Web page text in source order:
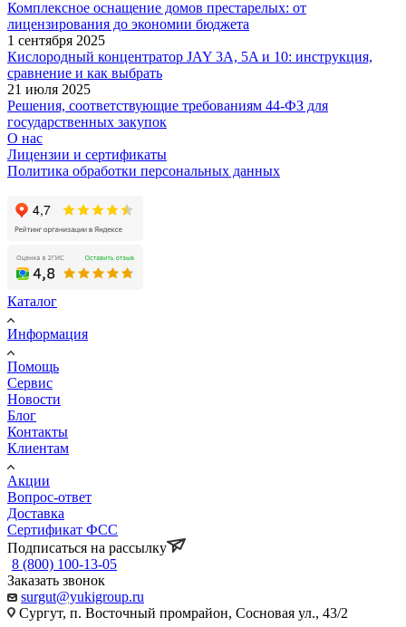
Комплексное оснащение домов престарелых: от
лицензирования до экономии бюджета
1 сентября 2025
Кислородный концентратор JAY 3A, 5A и 10: инструкция,
сравнение и как выбрать
21 июля 2025
Решения, соответствующие требованиям 44-ФЗ для
государственных закупок
О нас
Лицензии и сертификаты
Политика обработки персональных данных
Каталог
Информация
Помощь
Сервис
Новости
Блог
Контакты
Клиентам
Акции
Вопрос-ответ
Доставка
Сертификат ФСС
Подписаться на рассылку
8 (800) 100-13-05
Заказать звонок
surgut@yukigroup.ru
Сургут, п. Восточный промрайон, Сосновая ул., 43/2